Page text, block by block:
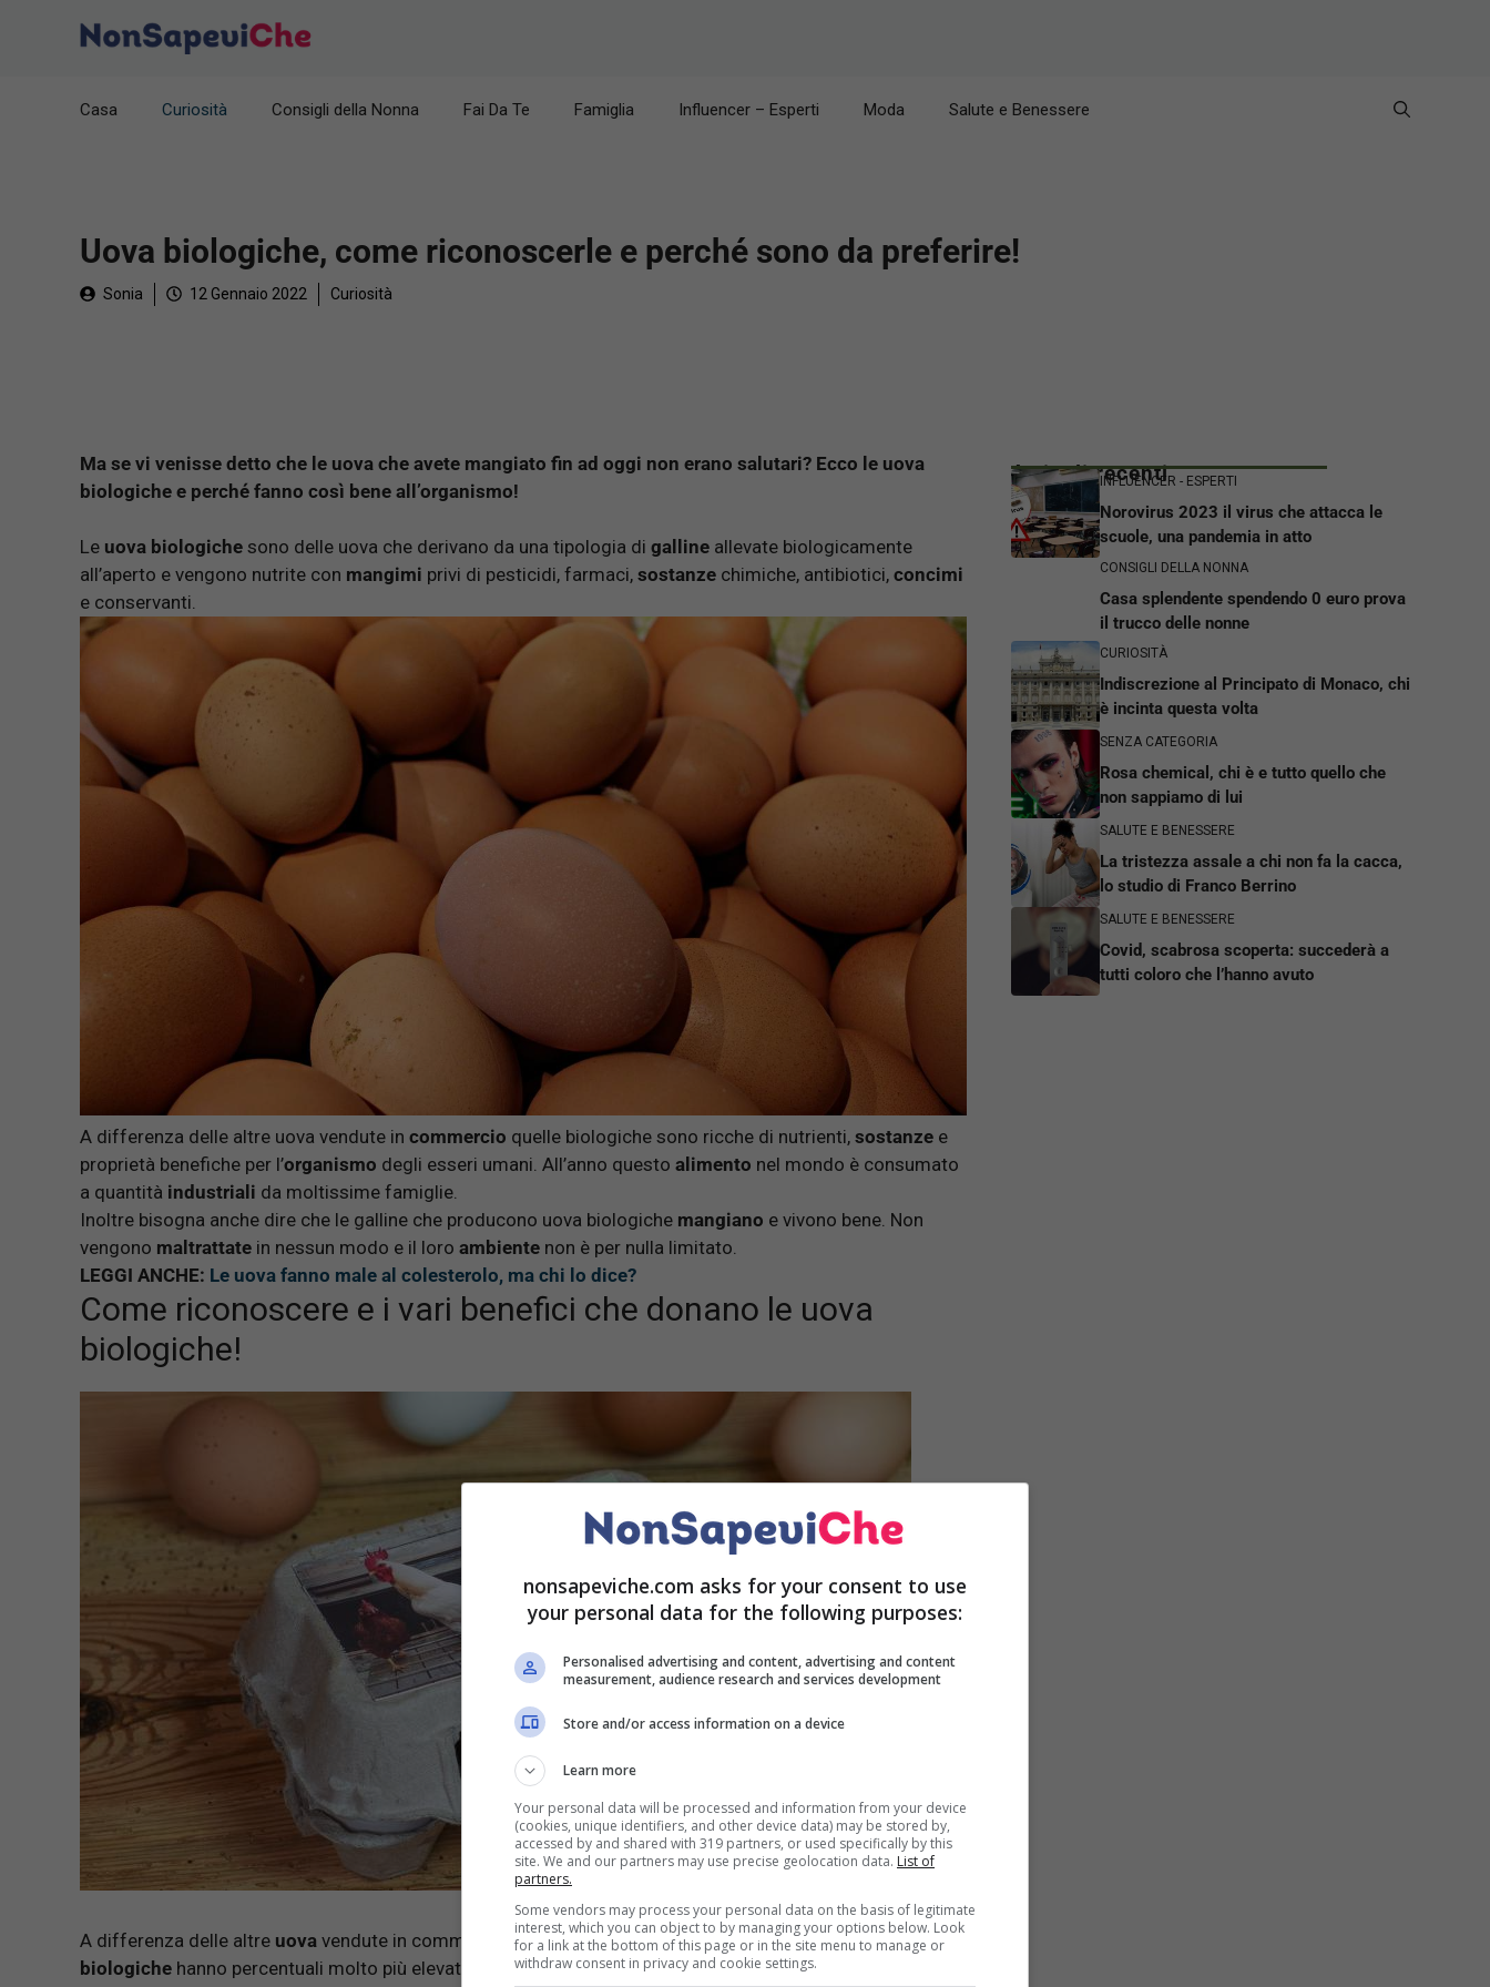
Casa Curiosità Consigli della Nonna Fai Da Te Famiglia Influencer – Esperti Moda Salute e Benessere
Uova biologiche, come riconoscerle e perché sono da preferire!
Sonia 12 Gennaio 2022 Curiosità
Ma se vi venisse detto che le uova che avete mangiato fin ad oggi non erano salutari? Ecco le uova
biologiche e perché fanno così bene all’organismo!
Le uova biologiche sono delle uova che derivano da una tipologia di galline allevate biologicamente
all’aperto e vengono nutrite con mangimi privi di pesticidi, farmaci, sostanze chimiche, antibiotici, concimi
e conservanti.
A differenza delle altre uova vendute in commercio quelle biologiche sono ricche di nutrienti, sostanze e
proprietà benefiche per l’organismo degli esseri umani. All’anno questo alimento nel mondo è consumato
a quantità industriali da moltissime famiglie.
Inoltre bisogna anche dire che le galline che producono uova biologiche mangiano e vivono bene. Non
vengono maltrattate in nessun modo e il loro ambiente non è per nulla limitato.
LEGGI ANCHE: Le uova fanno male al colesterolo, ma chi lo dice?
Come riconoscere e i vari benefici che donano le uova
biologiche!
A differenza delle altre uova vendute in commercio e di quelle adallevamentoa terra o altre, quelle
biologiche hanno percentuali molto più elevate di vitaminedel gruppo A ed E. esse possiedono più
Articoli recentiINFLUENCER - ESPERTI
Norovirus 2023 il virus che attacca le
scuole, una pandemia in atto
CONSIGLI DELLA NONNA
Casa splendente spendendo 0 euro prova
il trucco delle nonne
CURIOSITÀ
Indiscrezione al Principato di Monaco, chi
è incinta questa volta
SENZA CATEGORIA
Rosa chemical, chi è e tutto quello che
non sappiamo di lui
SALUTE E BENESSERE
La tristezza assale a chi non fa la cacca,
lo studio di Franco Berrino
SALUTE E BENESSERE
Covid, scabrosa scoperta: succederà a
tutti coloro che l’hanno avuto
nonsapeviche.com asks for your consent to use
your personal data for the following purposes:
Personalised advertising and content, advertising and content
measurement, audience research and services development
Store and/or access information on a device
Learn more
Your personal data will be processed and information from your device
(cookies, unique identifiers, and other device data) may be stored by,
accessed by and shared with 319 partners, or used specifically by this
site. We and our partners may use precise geolocation data. List of
partners.
Some vendors may process your personal data on the basis of legitimate
interest, which you can object to by managing your options below. Look
for a link at the bottom of this page or in the site menu to manage or
withdraw consent in privacy and cookie settings.